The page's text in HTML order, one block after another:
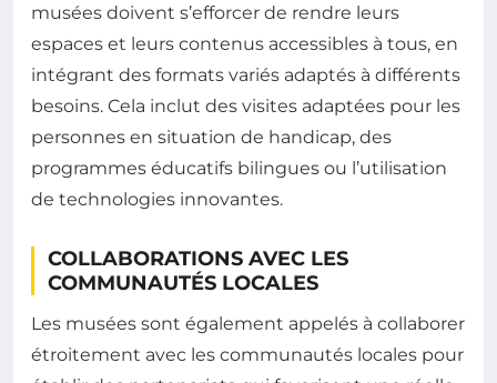
musées doivent s’efforcer de rendre leurs
espaces et leurs contenus accessibles à tous, en
intégrant des formats variés adaptés à différents
besoins. Cela inclut des visites adaptées pour les
personnes en situation de handicap, des
programmes éducatifs bilingues ou l’utilisation
de technologies innovantes.
COLLABORATIONS AVEC LES
COMMUNAUTÉS LOCALES
Les musées sont également appelés à collaborer
étroitement avec les communautés locales pour